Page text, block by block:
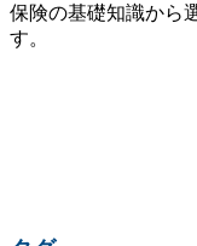
保険の基礎知識から
す。